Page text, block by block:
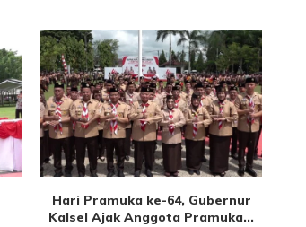
Hari Pramuka ke-64, Gubernur
Kalsel Ajak Anggota Pramuka...